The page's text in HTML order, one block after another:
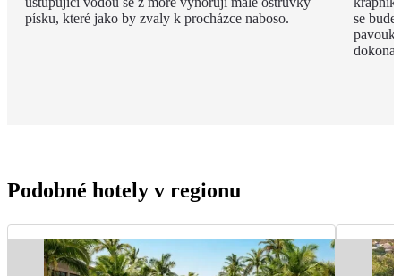
písku, které jako by zvaly k procházce naboso.
se
Podobné hotely v regionu